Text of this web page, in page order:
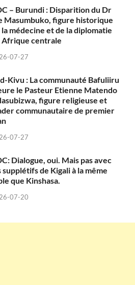
– Burundi : Disparition du Dr
Masumbuko, figure historique
la médecine et de la diplomatie
Afrique centrale
07-27
Kivu : La communauté Bafuliiru
le Pasteur Etienne Matendo
figure religieuse et
communautaire de premier
07-27
Dialogue, oui. Mais pas avec
supplétifs de Kigali à la même
que Kinshasa.
07-20